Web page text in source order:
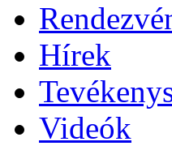
Hírek
Videók